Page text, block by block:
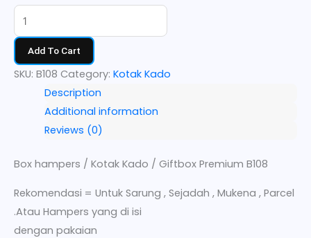
Add To Cart
SKU: B108 Category: Kotak Kado
Description
Additional information
Reviews (0)
Box hampers / Kotak Kado / Giftbox Premium B108
Rekomendasi = Untuk Sarung , Sejadah , Mukena , Parcel
.Atau Hampers yang di isi
dengan pakaian